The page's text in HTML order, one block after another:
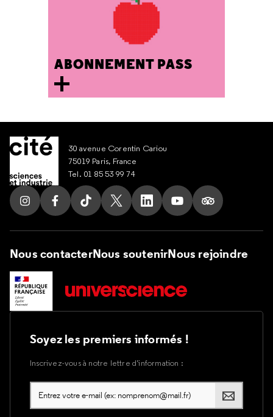
ABONNEMENT PASS
30 avenue Corentin Cariou
75019 Paris, France
Tel. 01 85 53 99 74
Suivez nous sur Instagram
Suivez nous sur Facebook
Suivez nous sur Tik Tok
Suivez nous sur X
Suivez nous sur LinkedIn
Suivez nous sur
Suivez nous
Nous contacterNous soutenirNous rejoindre
Soyez les premiers informés !
Inscrivez-vous à notre lettre d’information :